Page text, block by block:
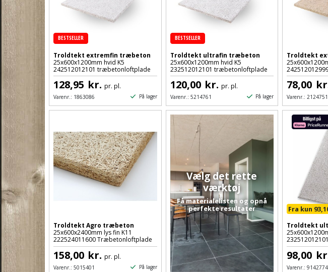
BESTSELLER
Troldtekt extremfin træbeton
25x600x1200mm hvid K5
242512012101 træbetonloftplade
128,95 kr. pr. pl.
Varenr.: 1863086 På lager
BESTSELLER
Troldtekt ultrafin træbeton
25x600x1200mm hvid K5
232512012101 træbetonloftplade
120,00 kr. pr. pl.
Varenr.: 5214761 På lager
Troldtekt
78,00
Varenr.: 2124751
Troldtekt Agro træbeton
25x600x2400mm lys fin K11
222524011600 Træbetonloftplade
158,00 kr. pr. pl.
Varenr.: 5015401 På lager
Vælg det rette
værktøj
Få materialelisten og opnå
perfekte resultater
Fra kun
Troldtekt
98,00
Varenr.: 9142774